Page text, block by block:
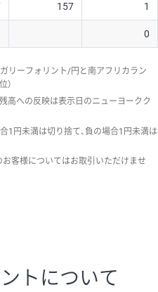
157 1
0
リーフォリント/円と南アフリカラン
）
高への反映は表示日のニューヨークク
1円未満は切り捨て、負の場合1円未満は
客様についてはお取引いただけませ
トについて